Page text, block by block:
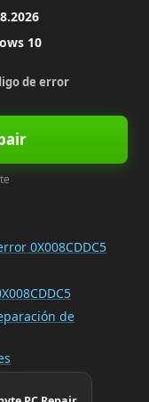
10
de error
0X008CDDC5
de